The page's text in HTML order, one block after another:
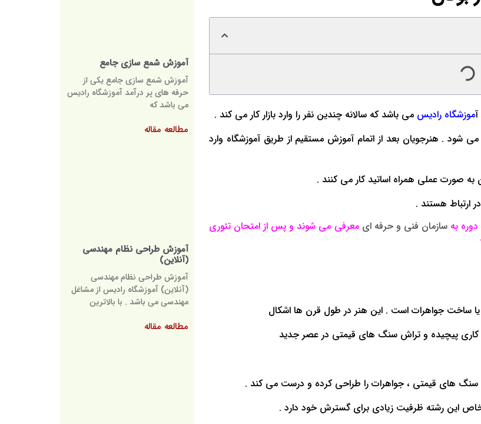
آموزشگاه رادیس می باشد که سالانه چندین نفر را وارد بازار کار می کند .
شود . هنرجویان بعد از اتمام آموزش مستقیم از طریق آموزشگاه وارد
به صورت عملی همراه اساتید کار می کنند .
ارتباط هستند .
دوره بهسازمان فنی و حرفه ای معرفی می شوند و پس از امتحان تئوری
ساخت جواهرات است . این هنر در طول قرن ها اشکال
کاری پیچیده و تراش سنگ های قیمتی در عصر جدید
و سنگ های قیمتی ، جواهرات را طراحی کرده و درست می کند .
این رشته ظرفیت زیادی برای گسترش خود دارد .
آموزش شمع سازی جامع
آموزش شمع سازی جامع یکی از
حرفه های پر درآمد آموزشگاه رادیس
می باشد که
مطالعه مقاله
آموزش طراحی نظام مهندسی
(آنلاین)
آموزش طراحی نظام مهندسی
(آنلاین) آموزشگاه رادیس از مشاغل
مهندسی می باشد . با بالاترین
مطالعه مقاله